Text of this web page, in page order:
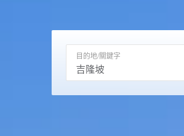
目的地/關鍵字